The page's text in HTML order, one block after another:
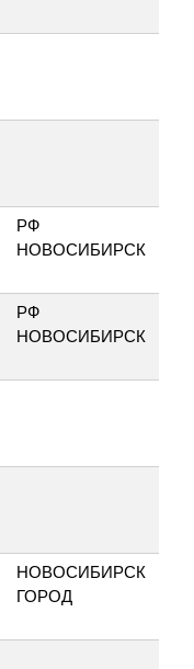
РФ
НОВОСИБИРСК
РФ
НОВОСИБИРСК
НОВОСИБИРСК
ГОРОД